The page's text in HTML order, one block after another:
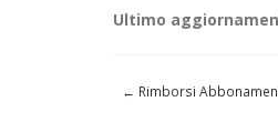
Ultimo
← Rimborsi